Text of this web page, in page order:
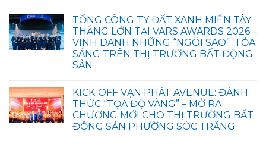
TỔNG CÔNG TY ĐẤT XANH MIỀN TÂY
THẮNG LỚN TẠI VARS AWARDS 2026 –
VINH DANH NHỮNG “NGÔI SAO” TỎA
SÁNG TRÊN THỊ TRƯỜNG BẤT ĐỘNG
SẢN
KICK-OFF VẠN PHÁT AVENUE: ĐÁNH
THỨC “TỌA ĐỘ VÀNG” – MỞ RA
CHƯƠNG MỚI CHO THỊ TRƯỜNG BẤT
ĐỘNG SẢN PHƯỜNG SÓC TRĂNG